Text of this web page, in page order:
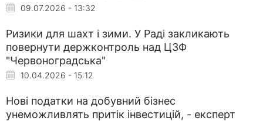
09.07.2026 - 13:32
Ризики для шахт і зими. У Раді закликають
повернути держконтроль над ЦЗФ
"Червоноградська"
10.04.2026 - 15:12
Нові податки на добувний бізнес
унеможливлять притік інвестицій, - експерт